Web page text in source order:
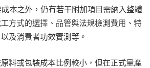
本之外，仍有若干附加項目需納入整體
方式的選擇、品管與法規檢測費用、特
及消費者功效實測等。
料或包裝成本比例較小，但在正式量產